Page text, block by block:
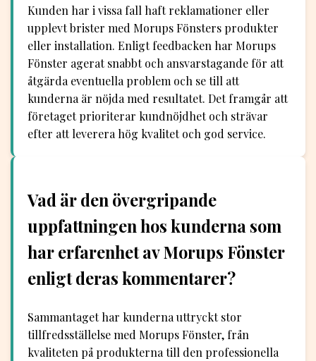
Kunden har i vissa fall haft reklamationer eller
upplevt brister med Morups Fönsters produkter
eller installation. Enligt feedbacken har Morups
Fönster agerat snabbt och ansvarstagande för att
åtgärda eventuella problem och se till att
kunderna är nöjda med resultatet. Det framgår att
företaget prioriterar kundnöjdhet och strävar
efter att leverera hög kvalitet och god service.
Vad är den övergripande
uppfattningen hos kunderna som
har erfarenhet av Morups Fönster
enligt deras kommentarer?
Sammantaget har kunderna uttryckt stor
tillfredsställelse med Morups Fönster, från
kvaliteten på produkterna till den professionella